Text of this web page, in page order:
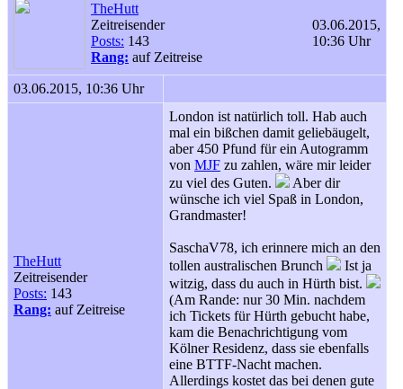
TheHutt
Zeitreisender
Posts: 143
Rang: auf Zeitreise
03.06.2015,
10:36 Uhr
03.06.2015, 10:36 Uhr
TheHutt
Zeitreisender
Posts: 143
Rang: auf Zeitreise
London ist natürlich toll. Hab auch
mal ein bißchen damit geliebäugelt,
aber 450 Pfund für ein Autogramm
von MJF zu zahlen, wäre mir leider
zu viel des Guten.
Aber dir
wünsche ich viel Spaß in London,
Grandmaster!
SaschaV78, ich erinnere mich an den
tollen australischen Brunch
Ist ja
witzig, dass du auch in Hürth bist.
(Am Rande: nur 30 Min. nachdem
ich Tickets für Hürth gebucht habe,
kam die Benachrichtigung vom
Kölner Residenz, dass sie ebenfalls
eine BTTF-Nacht machen.
Allerdings kostet das bei denen gute